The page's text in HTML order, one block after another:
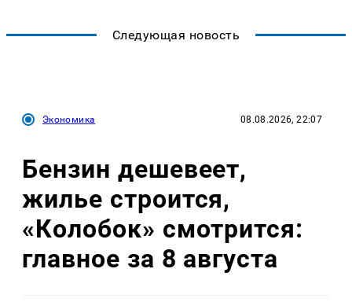
Следующая новость
Экономика 08.08.2026, 22:07
Бензин дешевеет,
жилье строится,
«Колобок» смотрится:
главное за 8 августа